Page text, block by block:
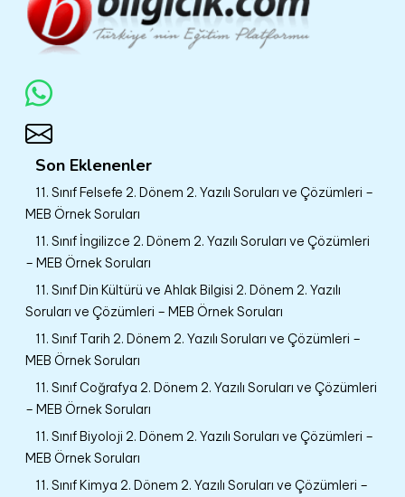
Son Eklenenler
11. Sınıf Felsefe 2. Dönem 2. Yazılı Soruları ve Çözümleri –
MEB Örnek Soruları
11. Sınıf İngilizce 2. Dönem 2. Yazılı Soruları ve Çözümleri
– MEB Örnek Soruları
11. Sınıf Din Kültürü ve Ahlak Bilgisi 2. Dönem 2. Yazılı
Soruları ve Çözümleri – MEB Örnek Soruları
11. Sınıf Tarih 2. Dönem 2. Yazılı Soruları ve Çözümleri –
MEB Örnek Soruları
11. Sınıf Coğrafya 2. Dönem 2. Yazılı Soruları ve Çözümleri
– MEB Örnek Soruları
11. Sınıf Biyoloji 2. Dönem 2. Yazılı Soruları ve Çözümleri –
MEB Örnek Soruları
11. Sınıf Kimya 2. Dönem 2. Yazılı Soruları ve Çözümleri –